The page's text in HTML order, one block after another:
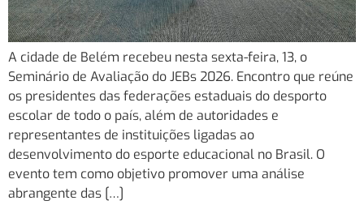
A cidade de Belém recebeu nesta sexta-feira, 13, o
Seminário de Avaliação do JEBs 2026. Encontro que reúne
os presidentes das federações estaduais do desporto
escolar de todo o país, além de autoridades e
representantes de instituições ligadas ao
desenvolvimento do esporte educacional no Brasil. O
evento tem como objetivo promover uma análise
abrangente das […]